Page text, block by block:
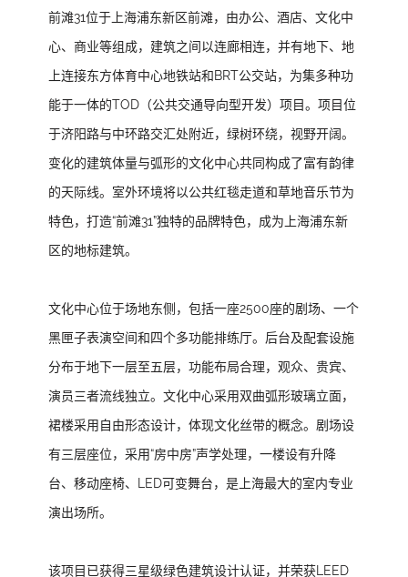
前滩31位于上海浦东新区前滩，由办公、酒店、文化中
心、商业等组成，建筑之间以连廊相连，并有地下、地
上连接东方体育中心地铁站和BRT公交站，为集多种功
能于一体的TOD（公共交通导向型开发）项目。项目位
于济阳路与中环路交汇处附近，绿树环绕，视野开阔。
变化的建筑体量与弧形的文化中心共同构成了富有韵律
的天际线。室外环境将以公共红毯走道和草地音乐节为
特色，打造“前滩31”独特的品牌特色，成为上海浦东新
区的地标建筑。
文化中心位于场地东侧，包括一座2500座的剧场、一个
黑匣子表演空间和四个多功能排练厅。后台及配套设施
分布于地下一层至五层，功能布局合理，观众、贵宾、
演员三者流线独立。文化中心采用双曲弧形玻璃立面，
裙楼采用自由形态设计，体现文化丝带的概念。剧场设
有三层座位，采用“房中房”声学处理，一楼设有升降
台、移动座椅、LED可变舞台，是上海最大的室内专业
演出场所。
该项目已获得三星级绿色建筑设计认证，并荣获LEED